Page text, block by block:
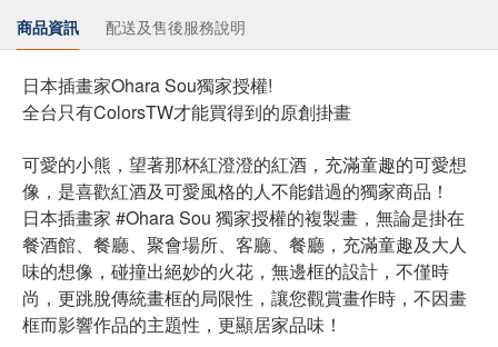
商品資訊 配送及售後服務說明
日本插畫家Ohara Sou獨家授權!
全台只有ColorsTW才能買得到的原創掛畫
可愛的小熊，望著那杯紅澄澄的紅酒，充滿童趣的可愛想
像，是喜歡紅酒及可愛風格的人不能錯過的獨家商品！
日本插畫家 #Ohara Sou 獨家授權的複製畫，無論是掛在
餐酒館、餐廳、聚會場所、客廳、餐廳，充滿童趣及大人
味的想像，碰撞出絕妙的火花，無邊框的設計，不僅時
尚，更跳脫傳統畫框的局限性，讓您觀賞畫作時，不因畫
框而影響作品的主題性，更顯居家品味！